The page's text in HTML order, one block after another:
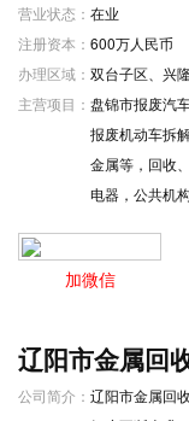
营业状态： 在业
注册资本： 600万人民币
办理区域： 双台子区、兴
主营项目： 盘锦市报废汽
报废机动车拆
金属等，回收
电器，公共机
加微信
辽阳市金属回
公司简介： 辽阳市金属回